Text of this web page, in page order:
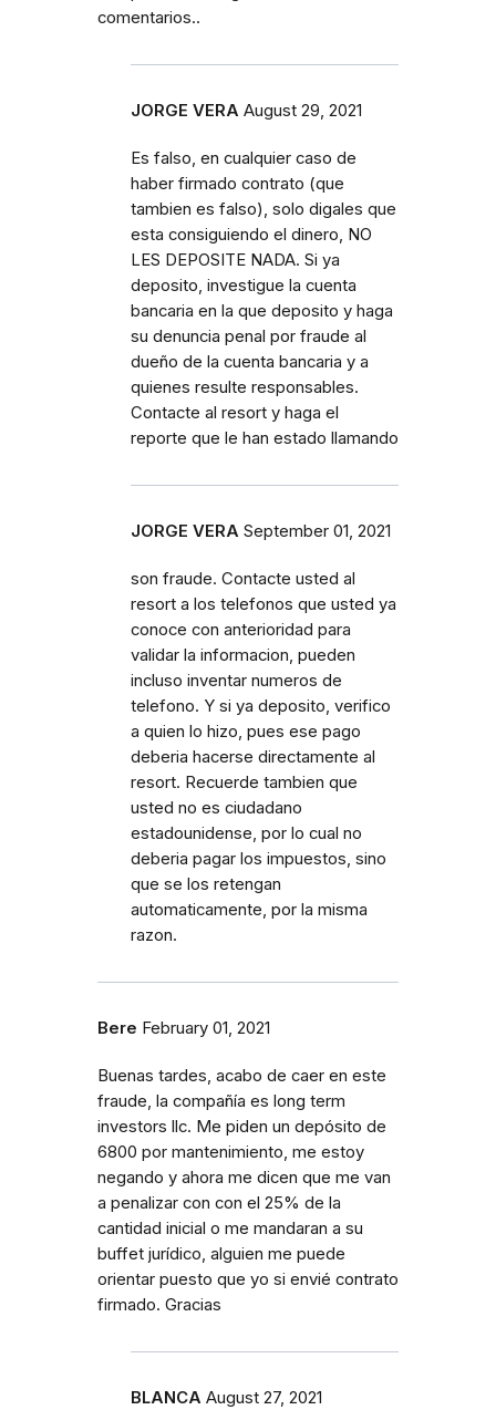
comentarios..
JORGE VERA August 29, 2021
Es falso, en cualquier caso de
haber firmado contrato (que
tambien es falso), solo digales que
esta consiguiendo el dinero, NO
LES DEPOSITE NADA. Si ya
deposito, investigue la cuenta
bancaria en la que deposito y haga
su denuncia penal por fraude al
dueño de la cuenta bancaria y a
quienes resulte responsables.
Contacte al resort y haga el
reporte que le han estado llamando
JORGE VERA September 01, 2021
son fraude. Contacte usted al
resort a los telefonos que usted ya
conoce con anterioridad para
validar la informacion, pueden
incluso inventar numeros de
telefono. Y si ya deposito, verifico
a quien lo hizo, pues ese pago
deberia hacerse directamente al
resort. Recuerde tambien que
usted no es ciudadano
estadounidense, por lo cual no
deberia pagar los impuestos, sino
que se los retengan
automaticamente, por la misma
razon.
Bere February 01, 2021
Buenas tardes, acabo de caer en este
fraude, la compañía es long term
investors llc. Me piden un depósito de
6800 por mantenimiento, me estoy
negando y ahora me dicen que me van
a penalizar con con el 25% de la
cantidad inicial o me mandaran a su
buffet jurídico, alguien me puede
orientar puesto que yo si envié contrato
firmado. Gracias
BLANCA August 27, 2021